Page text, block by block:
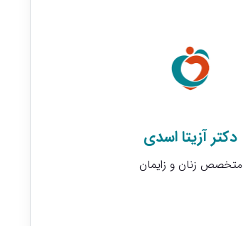
دکتر آزیتا اسدی
متخصص زنان و زایمان